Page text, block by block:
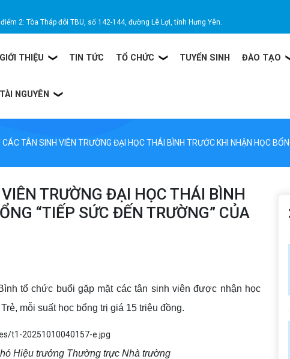
2: Tòa Tháp đôi TBU, số 142-144, đường Lê Lợi, tỉnh Hưng Yên.
GIỚI THIỆU TIN TỨC TỔ CHỨC TUYỂN SINH ĐÀO TẠO
TÀI NGUYÊN
TÂN SINH VIÊN TRƯỜNG ĐẠI HỌC THÁI BÌNH TRƯỚC KHI NHẬN HỌC
TRƯỜNG ĐẠI HỌC THÁI BÌNH
“TIẾP SỨC ĐẾN TRƯỜNG” CỦA
tổ chức buổi gặp mặt các tân sinh viên được nhận học
mỗi suất học bổng trị giá 15 triệu đồng.
Hiệu trưởng Thường trực Nhà trường